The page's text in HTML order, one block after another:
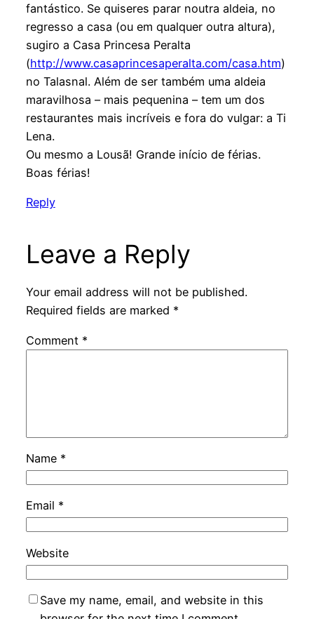
fantástico. Se quiseres parar noutra aldeia, no
regresso a casa (ou em qualquer outra altura),
sugiro a Casa Princesa Peralta
(http://www.casaprincesaperalta.com/casa.htm)
no Talasnal. Além de ser também uma aldeia
maravilhosa – mais pequenina – tem um dos
restaurantes mais incríveis e fora do vulgar: a Ti
Lena.
Ou mesmo a Lousã! Grande início de férias.
Boas férias!
Reply
Leave a Reply
Your email address will not be published.
Required fields are marked *
Comment *
Name *
Email *
Website
Save my name, email, and website in this